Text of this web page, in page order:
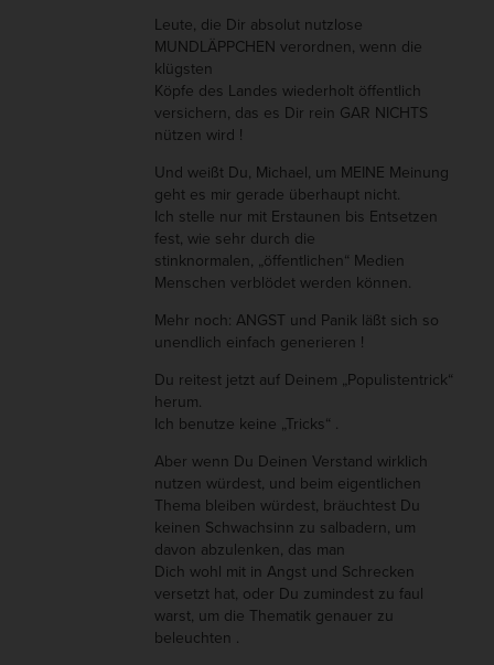
Leute, die Dir absolut nutzlose
MUNDLÄPPCHEN verordnen, wenn die
klügsten
Köpfe des Landes wiederholt öffentlich
versichern, das es Dir rein GAR NICHTS
nützen wird !
Und weißt Du, Michael, um MEINE Meinung
geht es mir gerade überhaupt nicht.
Ich stelle nur mit Erstaunen bis Entsetzen
fest, wie sehr durch die
stinknormalen, „öffentlichen“ Medien
Menschen verblödet werden können.
Mehr noch: ANGST und Panik läßt sich so
unendlich einfach generieren !
Du reitest jetzt auf Deinem „Populistentrick“
herum.
Ich benutze keine „Tricks“ .
Aber wenn Du Deinen Verstand wirklich
nutzen würdest, und beim eigentlichen
Thema bleiben würdest, bräuchtest Du
keinen Schwachsinn zu salbadern, um
davon abzulenken, das man
Dich wohl mit in Angst und Schrecken
versetzt hat, oder Du zumindest zu faul
warst, um die Thematik genauer zu
beleuchten .